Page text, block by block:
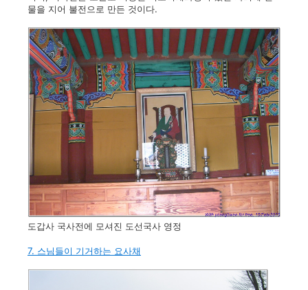
물을 지어 불전으로 만든 것이다.
도갑사 국사전에 모셔진 도선국사 영정
7. 스님들이 기거하는 요사채